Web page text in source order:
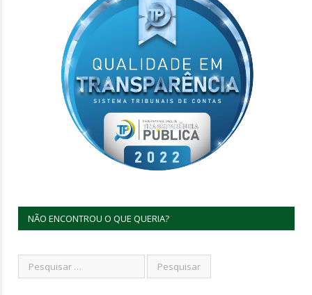
NÃO ENCONTROU O QUE QUERIA?